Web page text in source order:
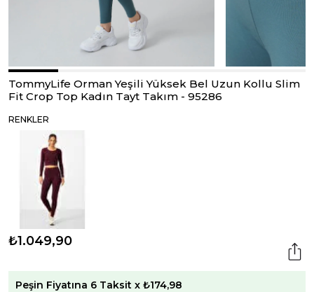
TommyLife Orman Yeşili Yüksek Bel Uzun Kollu Slim
Fit Crop Top Kadın Tayt Takım - 95286
RENKLER
₺1.049,90
Peşin Fiyatına 6 Taksit x ₺174,98